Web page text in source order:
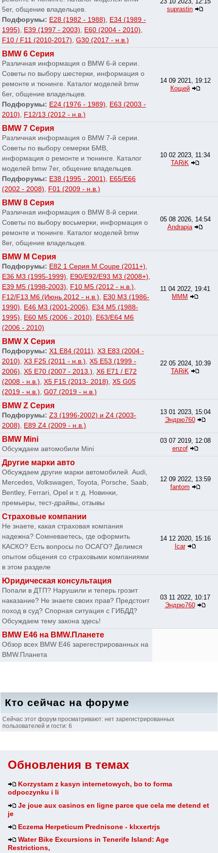
Обновления в темах
Korzystam z kasyn internetowych, bo to forma
odpoczynku i li
Je joue aux casinos en ligne parce que cela me detend et
je
Eczema Herpeticum Prednisone - klxxertrjs
Water Bike Excursions in Tenerife Island: Age
Restrictions,
5er, общение владельцев.
Подфорумы: E28 (1982 - 1988), E34 (1989 -
1995), E39 (1997 - 2003), E60 (2004 - 2010),
F10 / F11 (2010-2017), G30 (2017 - н.в.)
suprastin
BMW 6 Серия
Различная информация о BMW 6-й серии.
Советы по выбору шестерки, информация о
ремонте и тюнинге. Каталог моделей bmw
6er, общение владельцев.
Подфорумы: E24 (1976 - 1989), E63 (2003 -
2010), F12/13 (2012 - н.в.)
14 09 2021, 19:12
Кощей
BMW 7 Серия
Различная информация о BMW 7-й серии.
Советы по выбору семерки БМВ,
информация о ремонте и тюнинге. Каталог
моделей bmw 7er, общение владельцев.
Подфорумы: E38 (1995 - 2001), E65/E66
(2002 - 2008), F01 (2009 - н.в.)
10 02 2023, 11:34
TARiK
BMW 8 Серия
Различная информация о BMW 8-й серии.
Советы по выбору восьмерки, информация о
ремонте и тюнинге. Каталог моделей bmw
8er, общение владельцев.
05 08 2026, 14:54
Andrapja
BMW M Серия
Подфорумы: E82 1 Серия M Coupe (2011+),
E36 M3 (1995-1999), E90/E92/E93 M3 (2008+),
E39 M5 (1998-2003), F10 M5 (2012 - н.в.),
F12/F13 M6 (Июнь 2012 - н.в.), E30 M3 (1986-
1990), E46 M3 (2001-2006), E34 M5 (1988-
1995), E60 M5 (2006 - 2010), E63/E64 M6
(2006 - 2010)
11 04 2022, 19:41
МММ
BMW X Серия
Подфорумы: X1 E84 (2011), X3 E83 (2004 -
2010), X3 F25 (2011 - н.в.), X5 E53 (1999 -
2006), X5 E70 (2007 - 2013.), X6 E71 / E72
(2008 - н.в.), X5 F15 (2013- 2018), X5 G05
(2019 - н.в.), G07 (2019 - н.в.)
22 05 2024, 10:39
TARiK
BMW Z Серия
Подфорумы: Z3 (1996-2002) и Z4 (2003-
2008), E89 Z4 (2009 - н.в.)
13 01 2023, 15:04
Эндрю760
BMW Mini
Обсуждаем автомобили Mini
03 07 2019, 12:08
enzof
Другие марки авто
Обсуждаем другие марки автомобилей. Audi,
Mercedes, Volkswagen, Toyota, Porsche, Saab,
Bentley, Ferrari, Opel и т. д. Новинки,
премьеры, тест-драйвы, отзывы
12 09 2022, 13:59
fantom
Страховые компании
Не знаете, какая страховая компания
надежна? Сомневаетесь, где оформить
КАСКО? Есть вопросы по ОСАГО? Делимся
опытом общения со страховыми компаниями
в этом разделе
14 12 2020, 15:16
Icar
Юридическая консультация
Попали в ДТП? Нарушили и теперь грозит
наказание? Не знаете своих прав? Предстоит
поход в суд? Спорная ситуация с ГИБДД?
Обсуждаем тему закона здесь!
03 11 2022, 10:17
Эндрю760
BMW E46 на BMW.Планете
Обзор всех BMW E46 зарегестрированных на
BMW.Планета
Кто сейчас на форуме
Сейчас этот форум просматривают: нет зарегистрированных
пользователей и гости: 6